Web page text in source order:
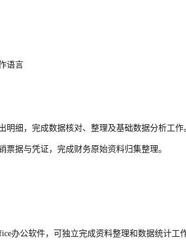
语言
明细，完成数据核对、整理及基础数据分析工作
票据与凭证，完成财务原始资料归集整理。
办公软件，可独立完成资料整理和数据统计工作